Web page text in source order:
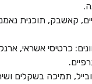
קאשבק, תוכנית
כרטיסי אשראי,
תמיכה בשקלים